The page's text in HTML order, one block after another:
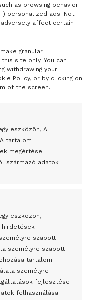
as browsing behavior
) personalized ads. Not
adversely affect certain
granular
site only. You can
withdrawing your
Policy, or by clicking on
of the screen.
eszközön, A
tartalom
megértése
származó adatok
eszközön,
hirdetések
szabott
személyre szabott
tartalom
személyre
fejlesztése
felhasználása
Bahmutnál
miután elégették.